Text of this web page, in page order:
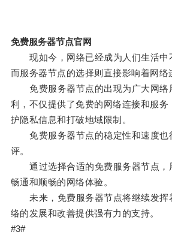
免费服务器节点官网
现如今，网络已经成为人们生活中
而服务器节点的选择则直接影响着网络
免费服务器节点的出现为广大网络
利，不仅提供了免费的网络连接和服务
护隐私信息和打破地域限制。
免费服务器节点的稳定性和速度也
评。
通过选择合适的免费服务器节点，
畅通和顺畅的网络体验。
未来，免费服务器节点将继续发挥
络的发展和改善提供强有力的支持。
#3#